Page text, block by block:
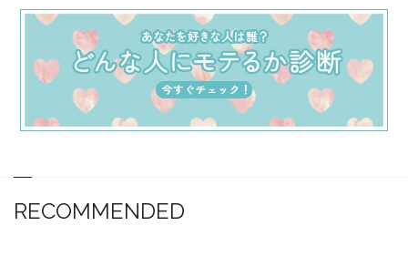
RECOMMENDED